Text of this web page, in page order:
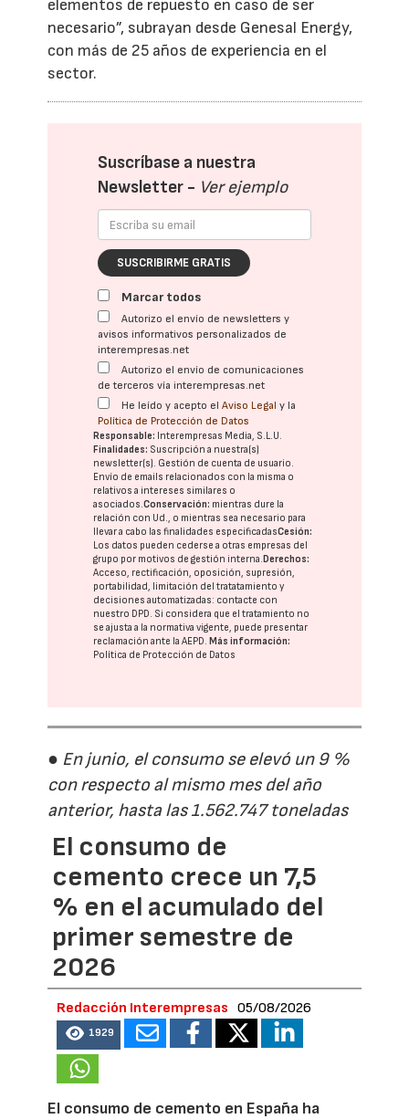
elementos de repuesto en caso de ser
necesario”, subrayan desde Genesal Energy,
con más de 25 años de experiencia en el
sector.
Suscríbase a nuestra
Newsletter - Ver ejemplo
SUSCRIBIRME GRATIS
Marcar todos
Autorizo el envío de newsletters y
avisos informativos personalizados de
interempresas.net
Autorizo el envío de comunicaciones
de terceros vía interempresas.net
He leído y acepto elAviso Legal y la
Política de Protección de Datos
Responsable: Interempresas Media, S.L.U.
Finalidades: Suscripción a nuestra(s)
newsletter(s). Gestión de cuenta de usuario.
Envío de emails relacionados con la misma o
relativos a intereses similares o
asociados.Conservación: mientras dure la
relación con Ud., o mientras sea necesario para
llevar a cabo las finalidades especificadasCesión:
Los datos pueden cederse a otras empresas del
grupo por motivos de gestión interna. Derechos:
Acceso, rectificación, oposición, supresión,
portabilidad, limitación del tratatamiento y
decisiones automatizadas: contacte con
nuestro DPD. Si considera que el tratamiento no
se ajusta a la normativa vigente, puede presentar
reclamación ante laAEPD. Más información:
Política de Protección de Datos
● En junio, el consumo se elevó un 9 %
con respecto al mismo mes del año
anterior, hasta las 1.562.747 toneladas
El consumo de
cemento crece un 7,5
% en el acumulado del
primer semestre de
2026
Redacción Interempresas 05/08/2026
1929
El consumo de cemento en España ha